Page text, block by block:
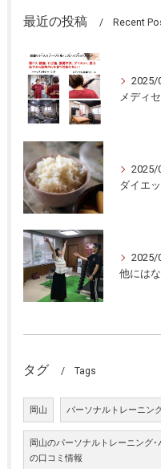
最近の投稿 Recent
2025/
メディ
2025/
ダイエ
2025/
他には
タグ Tags
岡山 パーソナルトレーニン
岡山のパーソナルトレーニング
の口コミ情報